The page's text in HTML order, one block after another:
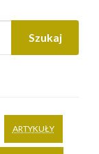
Szukaj
ARTYKUŁY